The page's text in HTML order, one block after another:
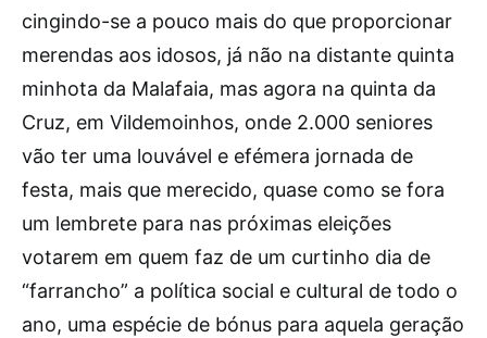
cingindo-se a pouco mais do que proporcionar
merendas aos idosos, já não na distante quinta
minhota da Malafaia, mas agora na quinta da
Cruz, em Vildemoinhos, onde 2.000 seniores
vão ter uma louvável e efémera jornada de
festa, mais que merecido, quase como se fora
um lembrete para nas próximas eleições
votarem em quem faz de um curtinho dia de
“farrancho” a política social e cultural de todo o
ano, uma espécie de bónus para aquela geração